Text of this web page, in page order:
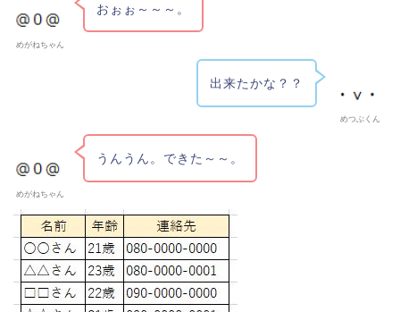
めがねちゃん
おぉぉ～～～。
めつぶくん
出来たかな？？
めがねちゃん
うんうん。できた～～。